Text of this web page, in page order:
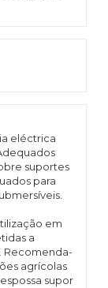
eléctrica
suportes
para
em
a
Recomenda-
agrícolas
supor